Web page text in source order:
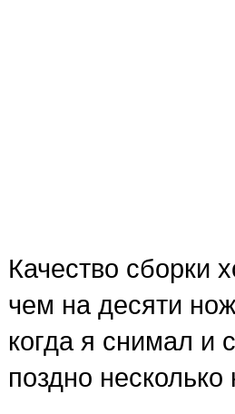
Качество сборки
чем на десяти
когда я снимал и
поздно